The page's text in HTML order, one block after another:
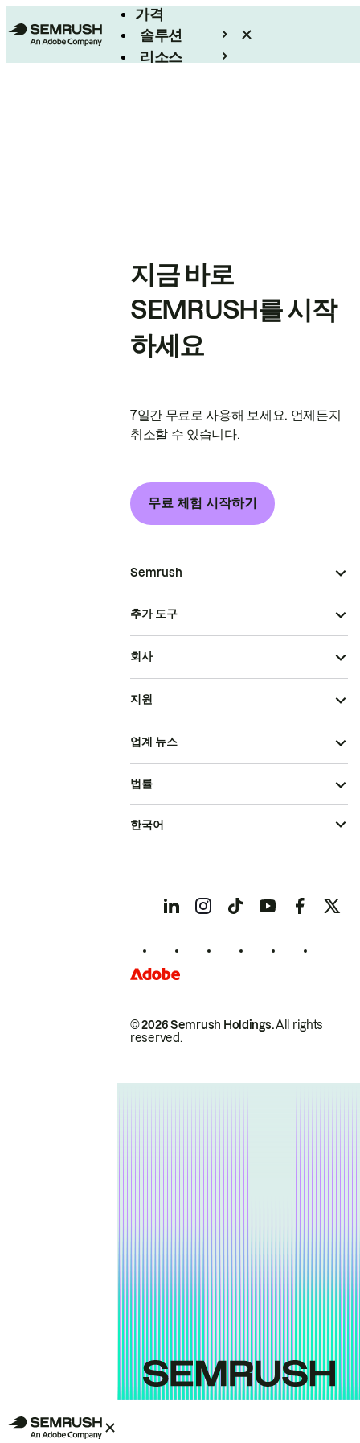
가격
솔루션
리소스
지금 바로
SEMRUSH를 시작
하세요
7일간 무료로 사용해 보세요. 언제든지
취소할 수 있습니다.
무료 체험 시작하기
Semrush
추가 도구
회사
지원
업계 뉴스
© 2026 Semrush Holdings.All rights
reserved.
법률
한국어